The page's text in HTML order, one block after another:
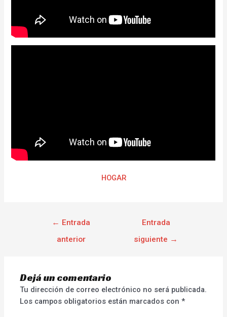
HOGAR
← Entrada
anterior
Entrada
siguiente →
Dejá un comentario
Tu dirección de correo electrónico no será publicada.
Los campos obligatorios están marcados con*